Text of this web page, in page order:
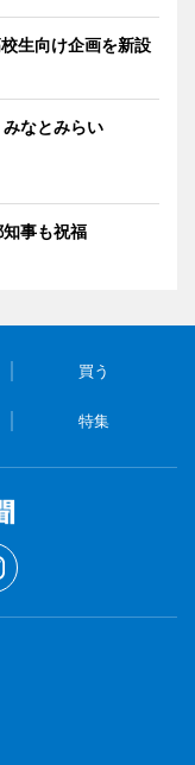
生向け企画を新設
なとみらい
事も祝福
買う
特集